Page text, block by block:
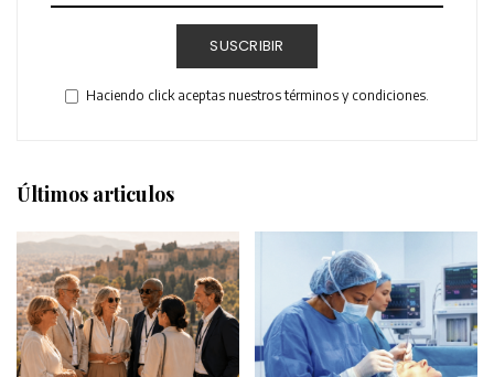
SUSCRIBIR
Haciendo click aceptas nuestros términos y condiciones.
Últimos articulos